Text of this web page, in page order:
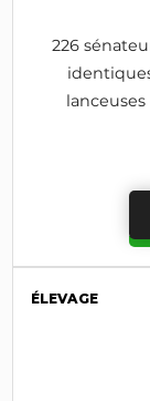
226
lanceuses
ÉLEVAGE